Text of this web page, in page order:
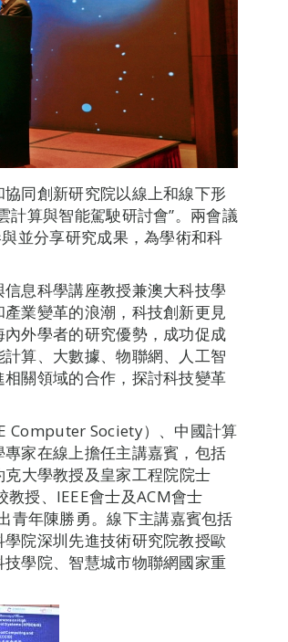
同創新研究院以線上和線下形
計算與智能駕駛研討會”。兩會議
並分享研究成果，為學術和科
息科學講座教授兼澳大科技學
業變革的浪潮，科技創新更見
外學者的研究優勢，成功促成
算、大數據、物聯網、人工智
關領域的合作，探討科技變革
Computer Society）、中國計算
家在線上擔任主講嘉賓，包括
大學教授及皇家工程院院士
授、IEEE會士及ACM會士
青年陳勝勇。線下主講嘉賓包括
院深圳先進技術研究院教授歐
學院、智慧城市物聯網國家重